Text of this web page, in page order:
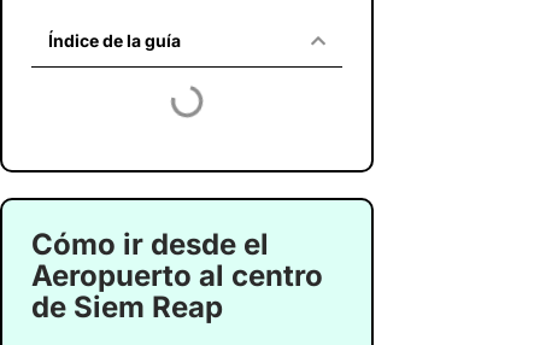
Índice de la guía
Cómo ir desde el
Aeropuerto al centro
de Siem Reap